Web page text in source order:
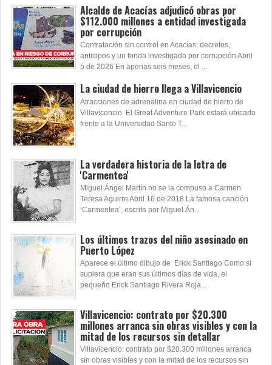
Alcalde de Acacías adjudicó obras por
$112.000 millones a entidad investigada
por corrupción
Contratación sin control en Acacías: decretos,
anticipos y un fondo investigado por corrupción Abril
5 de 2026 En apenas seis meses, el ...
La ciudad de hierro llega a Villavicencio
Atracciones de adrenalina en ciudad de hierro de
Villavicencio El Great Adventure Park estará ubicado
frente a la Universidad Santo T...
La verdadera historia de la letra de
'Carmentea'
Miguel Ángel Martín no se la compuso a Carmen
Teresa Aguirre Abril 16 de 2018 La famosa canción
‘Carmentea’, escrita por Miguel Án...
Los últimos trazos del niño asesinado en
Puerto López
Aparece el último dibujo de Erick Santiago Como si
supiera que eran sus últimos días de vida, el
pequeño Erick Santiago Rivera Roja...
Villavicencio: contrato por $20.300
millones arranca sin obras visibles y con la
mitad de los recursos sin detallar
Villavicencio: contrato por $20.300 millones arranca
sin obras visibles y con la mitad de los recursos sin